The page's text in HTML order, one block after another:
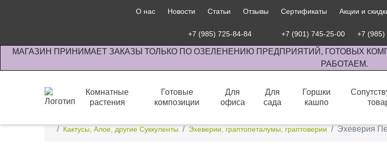
О нас Новости Статьи Отзывы Сертификаты Акции и
+7 (985) 725-84-84 +7 (901) 745-25-00 +7 (985)
МАГАЗИН ПРИНИМАЕТ ЗАКАЗЫ ТОЛЬКО ПО ОЗЕЛЕНЕНИЮ ПРЕДПРИЯТИЙ, ГОТОВЫХ
РАБОТАЕМ.
Комнатные
растения
Готовые
композиции
Для
офиса
Для
сада
Горшки
кашпо
Кактусы, Алое, другие Суккуленты
Эхеверии, граптопеталумы, граптоверии Эхеверия